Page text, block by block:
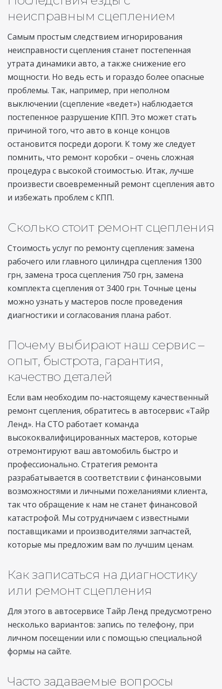
неисправным сцеплением
Самым простым следствием игнорирования
неисправности сцепления станет постепенная
утрата динамики авто, а также снижение его
мощности. Но ведь есть и гораздо более опасные
проблемы. Так, например, при неполном
выключении (сцепление «ведет») наблюдается
постепенное разрушение КПП. Это может стать
причиной того, что авто в конце концов
остановится посреди дороги. К тому же следует
помнить, что ремонт коробки – очень сложная
процедура с высокой стоимостью. Итак, лучше
произвести своевременный ремонт сцепления авто
и избежать проблем с КПП.
Сколько стоит ремонт сцепления
Стоимость услуг по ремонту сцепления: замена
рабочего или главного цилиндра сцепления 1300
грн, замена троса сцепления 750 грн, замена
комплекта сцепления от 3400 грн. Точные цены
можно узнать у мастеров после проведения
диагностики и согласования плана работ.
Почему выбирают наш сервис –
опыт, быстрота, гарантия,
качество деталей
Если вам необходим по-настоящему качественный
ремонт сцепления, обратитесь в автосервис «Тайр
Ленд». На СТО работает команда
высококвалифицированных мастеров, которые
отремонтируют ваш автомобиль быстро и
профессионально. Стратегия ремонта
разрабатывается в соответствии с финансовыми
возможностями и личными пожеланиями клиента,
так что обращение к нам не станет финансовой
катастрофой. Мы сотрудничаем с известными
поставщиками и производителями запчастей,
которые мы предложим вам по лучшим ценам.
Как записаться на диагностику
или ремонт сцепления
Для этого в автосервисе Тайр Ленд предусмотрено
несколько вариантов: запись по телефону, при
личном посещении или с помощью специальной
формы на сайте.
Часто задаваемые вопросы